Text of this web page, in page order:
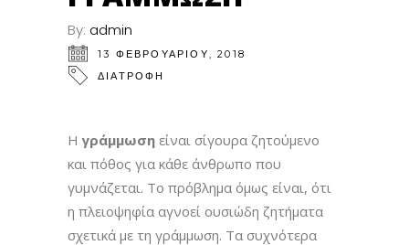
By: admin
13 ΦΕΒΡΟΥΑΡΊΟΥ, 2018
ΔΙΑΤΡΟΦΗ
Ηγράμμωση είναι σίγουρα ζητούμενο
και πόθος για κάθε άνθρωπο που
γυμνάζεται. Το πρόβλημα όμως είναι, ότι
η πλειοψηφία αγνοεί ουσιώδη ζητήματα
σχετικά με τη γράμμωση. Τα συχνότερα